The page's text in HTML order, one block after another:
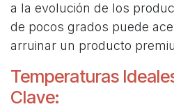
a la evolución de los
de pocos grados puede
arruinar un producto
Temperaturas
Clave: